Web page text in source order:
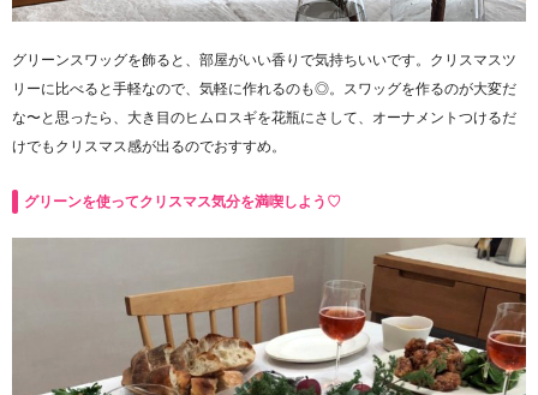
グリーンスワッグを飾ると、部屋がいい香りで気持ちいいです。クリスマスツ
リーに比べると手軽なので、気軽に作れるのも◎。スワッグを作るのが大変だ
な〜と思ったら、大き目のヒムロスギを花瓶にさして、オーナメントつけるだ
けでもクリスマス感が出るのでおすすめ。
グリーンを使ってクリスマス気分を満喫しよう♡